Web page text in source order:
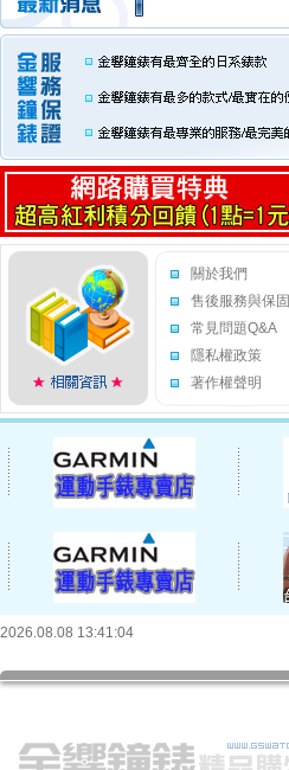
關於我們
售後服務與保固
常見問題Q&A
隱私權政策
著作權聲明
2026.08.08 13:41:04